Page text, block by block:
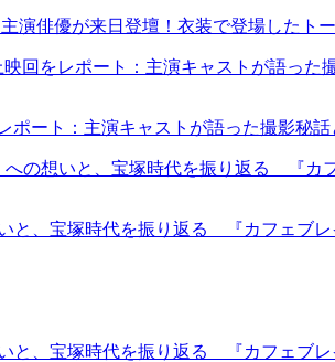
演俳優が来日登壇！衣装で登場したト
ポート：主演キャストが語った撮影秘
と、宝塚時代を振り返る 『カフェブ
と、宝塚時代を振り返る 『カフェブ